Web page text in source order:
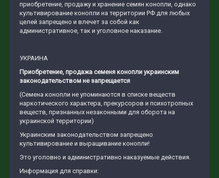
приобретение, продажу и хранение семян конопли, однако
культивирование конопли на территории РФ для любых
целей запрещено и влечет за собой как
административное, так и уголовное наказание.
УКРАИНА
Приобретение, продажа семеня конопли украинским
законодательством не запрещается
(Семена конопли не упоминаются в списке веществ
наркотического характера, прекурсоров и психотропных
веществ, признанных незаконными для оборота на
украинской территории)
Украинским законодательством запрещено
культивирование и выращивание конопли!
Это уголовно и административно наказуемые действия.
Информация для справки: